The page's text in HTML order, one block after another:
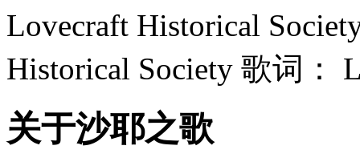
Lovecraft Historical
Historical Society 歌词：
关于沙耶之歌